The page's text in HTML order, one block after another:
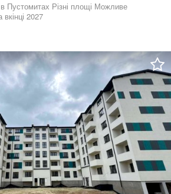
Пустомитах Різні площі Можливе
2027